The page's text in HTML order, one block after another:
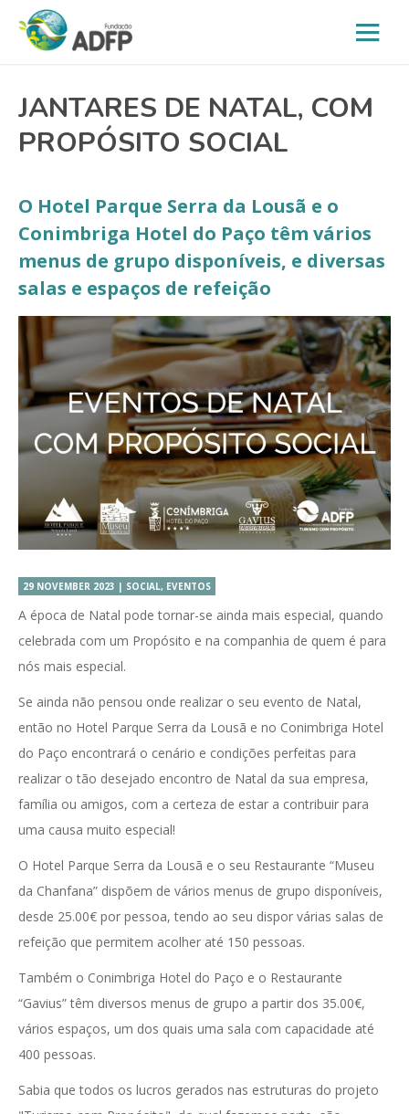
JANTARES DE NATAL, COM
PROPÓSITO SOCIAL
O Hotel Parque Serra da Lousã e o
Conimbriga Hotel do Paço têm vários
menus de grupo disponíveis, e diversas
salas e espaços de refeição
29 NOVEMBER 2023 | SOCIAL, EVENTOS
A época de Natal pode tornar-se ainda mais especial, quando
celebrada com um Propósito e na companhia de quem é para
nós mais especial.
Se ainda não pensou onde realizar o seu evento de Natal,
então no Hotel Parque Serra da Lousã e no Conimbriga Hotel
do Paço encontrará o cenário e condições perfeitas para
realizar o tão desejado encontro de Natal da sua empresa,
família ou amigos, com a certeza de estar a contribuir para
uma causa muito especial!
O Hotel Parque Serra da Lousã e o seu Restaurante “Museu
da Chanfana” dispõem de vários menus de grupo disponíveis,
desde 25.00€ por pessoa, tendo ao seu dispor várias salas de
refeição que permitem acolher até 150 pessoas.
Também o Conimbriga Hotel do Paço e o Restaurante
“Gavius” têm diversos menus de grupo a partir dos 35.00€,
vários espaços, um dos quais uma sala com capacidade até
400 pessoas.
Sabia que todos os lucros gerados nas estruturas do projeto